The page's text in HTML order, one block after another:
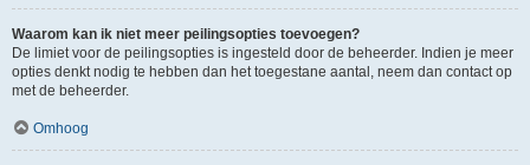
Waarom kan ik niet meer peilingsopties toevoegen?
De limiet voor de peilingsopties is ingesteld door de beheerder. Indien je meer
opties denkt nodig te hebben dan het toegestane aantal, neem dan contact op
met de beheerder.
Omhoog